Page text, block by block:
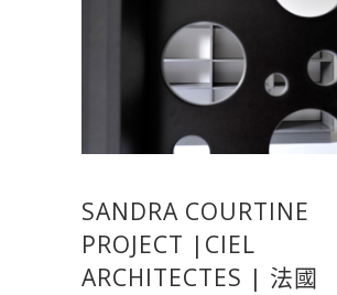
SANDRA COURTINE
PROJECT |CIEL
ARCHITECTES | 法國